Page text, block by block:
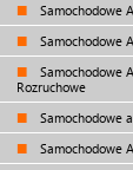
Samochodowe
Samochodowe
Samochodowe
Rozruchowe
Samochodowe
Samochodowe